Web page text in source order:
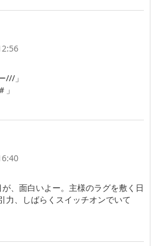
///」
、面白いよー。主様のラグを敷く日
力、しばらくスイッチオンでいて